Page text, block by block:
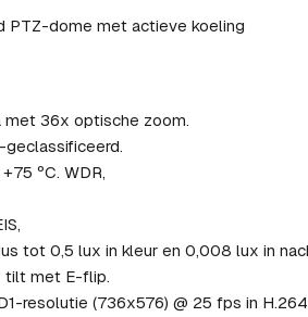
PTZ-dome met actieve koeling
36x optische zoom.
geclassificeerd.
ºC. WDR,
tot 0,5 lux in kleur en 0,008 lux in
tilt met E-flip.
resolutie (736x576) @ 25 fps in